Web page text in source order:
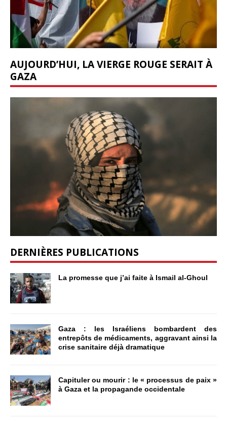
AUJOURD’HUI, LA VIERGE ROUGE SERAIT À
GAZA
DERNIÈRES PUBLICATIONS
La promesse que j’ai faite à Ismail al-Ghoul
Gaza : les Israéliens bombardent des
entrepôts de médicaments, aggravant ainsi la
crise sanitaire déjà dramatique
Capituler ou mourir : le « processus de paix »
à Gaza et la propagande occidentale